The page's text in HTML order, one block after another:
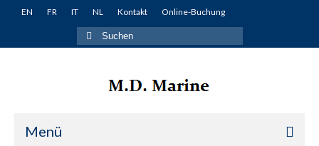
EN FR IT NL Kontakt Online-Buchung
Suche
nach:
Menü